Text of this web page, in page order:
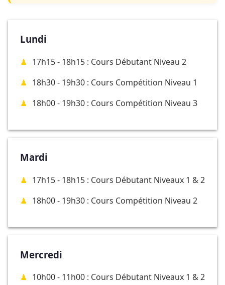
Lundi
17h15 - 18h15 : Cours Débutant Niveau 2
18h30 - 19h30 : Cours Compétition Niveau 1
18h00 - 19h30 : Cours Compétition Niveau 3
Mardi
17h15 - 18h15 : Cours Débutant Niveaux 1 & 2
18h00 - 19h30 : Cours Compétition Niveau 2
Mercredi
10h00 - 11h00 : Cours Débutant Niveaux 1 & 2